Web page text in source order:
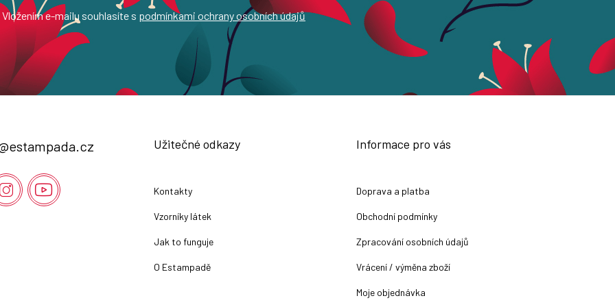
Vložením e-mailu souhlasíte s podmínkami ochrany osobních údajů
estampada.cz Užitečné odkazy
Kontakty
Vzorníky látek
Jak to funguje
O Estampadě
Informace pro vás
Doprava a platba
Obchodní podmínky
Zpracování osobních údajů
Vrácení / výměna zboží
Moje objednávka